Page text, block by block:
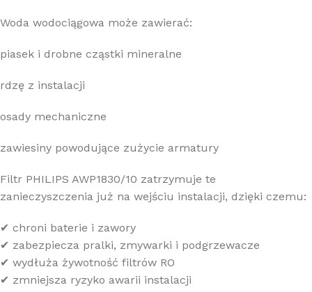
Woda wodociągowa może zawierać:
piasek i drobne cząstki mineralne
rdzę z instalacji
osady mechaniczne
zawiesiny powodujące zużycie armatury
Filtr PHILIPS AWP1830/10 zatrzymuje te
zanieczyszczenia już na wejściu instalacji, dzięki czemu:
✔ chroni baterie i zawory
✔ zabezpiecza pralki, zmywarki i podgrzewacze
✔ wydłuża żywotność filtrów RO
✔ zmniejsza ryzyko awarii instalacji